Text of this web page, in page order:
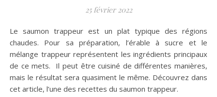
25 février 2022
Le saumon trappeur est un plat typique des régions
chaudes. Pour sa préparation, l’érable à sucre et le
mélange trappeur représentent les ingrédients principaux
de ce mets. Il peut être cuisiné de différentes manières,
mais le résultat sera quasiment le même. Découvrez dans
cet article, l’une des recettes du saumon trappeur.